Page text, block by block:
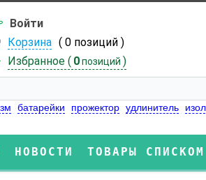
Войти
Корзина ( 0 позиций )
Избранное ( 0 позиций )
батарейки прожектор удлинитель
НОВОСТИ ТОВАРЫ СПИСКОМ